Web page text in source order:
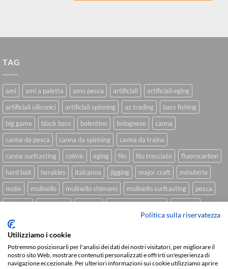
TAG
ami ami a paletta amo pesca artificiali
artificiali eging
artificiali siliconici
artificiali spinning az trading
bass fishing
big game
black bass bolentino bolognese
canna
canna da pesca
canna da spinning
canna da traina
canna surfcasting
colmic eging filo filo trecciato
fluorocarbon
hard bait
herakles italcanna jigging major craft
minuteria
molix
mulinello mulinello shimano mulinello surfcasting
pesca
spinning inshore
Sviluppato daWe Blink Design
Politica sulla riservatezza
Utilizziamo i cookie
Potremmo posizionarli per l'analisi dei dati dei nostri visitatori, per migliorare il
nostro sito Web, mostrare contenuti personalizzati e offrirti un'esperienza di
navigazione eccezionale. Per ulteriori informazioni sui cookie utilizziamo aprire